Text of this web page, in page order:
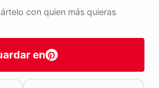
con quien más quieras
en